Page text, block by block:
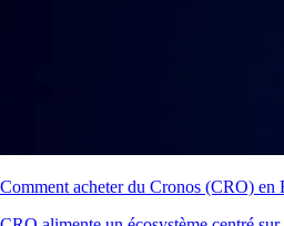
Comment acheter du Cronos (CRO) en